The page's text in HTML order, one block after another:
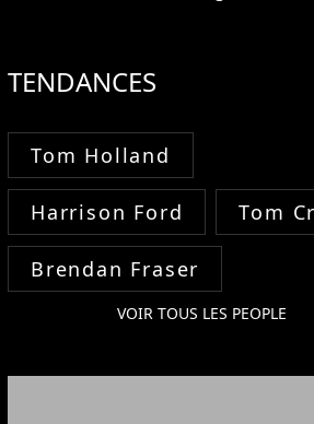
TENDANCES
Tom Holland
Harrison Ford Tom
Brendan Fraser
VOIR TOUS LES PEOPLE